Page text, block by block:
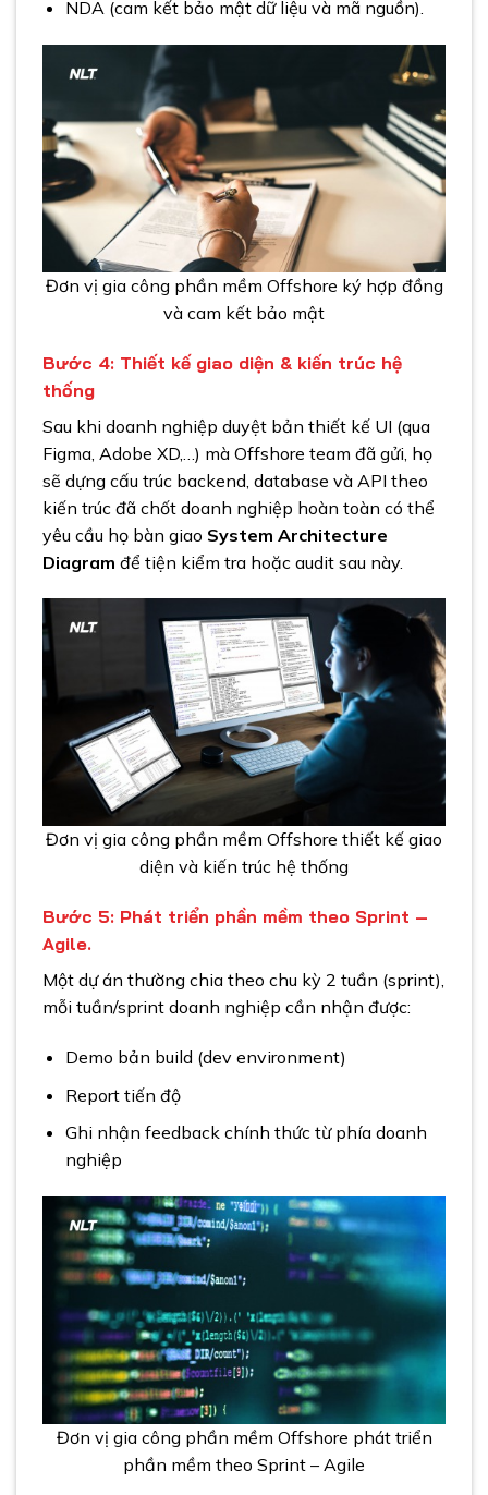
NDA (cam kết bảo mật dữ liệu và mã nguồn).
Đơn vị gia công phần mềm Offshore ký hợp đồng
và cam kết bảo mật
Bước 4: Thiết kế giao diện & kiến trúc hệ
thống
Sau khi doanh nghiệp duyệt bản thiết kế UI (qua
Figma, Adobe XD,…) mà Offshore team đã gửi, họ
sẽ dựng cấu trúc backend, database và API theo
kiến trúc đã chốt doanh nghiệp hoàn toàn có thể
yêu cầu họ bàn giao System Architecture
Diagram để tiện kiểm tra hoặc audit sau này.
Đơn vị gia công phần mềm Offshore thiết kế giao
diện và kiến trúc hệ thống
Bước 5: Phát triển phần mềm theo Sprint –
Agile.
Một dự án thường chia theo chu kỳ 2 tuần (sprint),
mỗi tuần/sprint doanh nghiệp cần nhận được:
Demo bản build (dev environment)
Report tiến độ
Ghi nhận feedback chính thức từ phía doanh
nghiệp
Đơn vị gia công phần mềm Offshore phát triển
phần mềm theo Sprint – Agile